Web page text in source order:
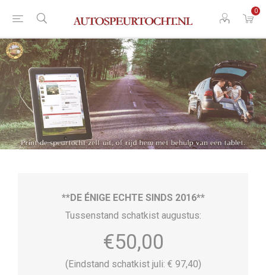
0
**DE ÉNIGE ECHTE SINDS 2016**
Tussenstand schatkist augustus:
€50,00
(Eindstand schatkist juli: € 97,40)